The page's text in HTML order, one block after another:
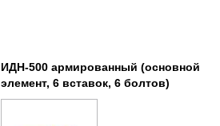
ИДН-500 армированный (основной
элемент, 6 вставок, 6 болтов)